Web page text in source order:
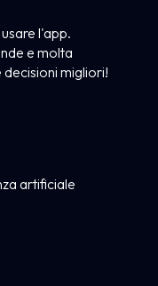
l'app.
e molta
migliori!
artificiale